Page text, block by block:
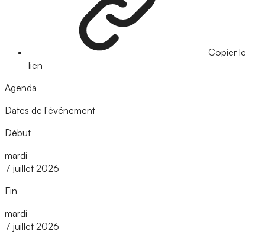
Copier le
lien
Agenda
Dates de l'événement
Début
mardi
7 juillet 2026
Fin
mardi
7 juillet 2026